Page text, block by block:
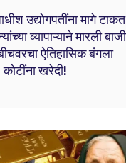
उद्योगपतींना मागे टाकत
व्यापाऱ्याने मारली
ऐतिहासिक बंगला
खरेदी!